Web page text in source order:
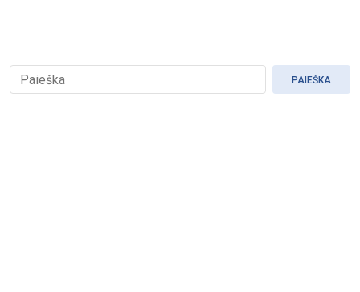
PAIEŠKA